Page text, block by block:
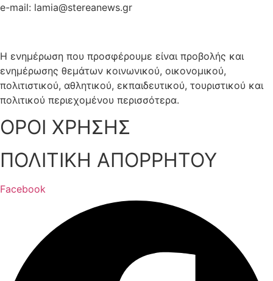
e-mail: lamia@stereanews.gr
Η ενημέρωση που προσφέρουμε είναι προβολής και
ενημέρωσης θεμάτων κοινωνικού, οικονομικού,
πολιτιστικού, αθλητικού, εκπαιδευτικού, τουριστικού και
πολιτικού περιεχομένου περισσότερα.
ΟΡΟΙ ΧΡΗΣΗΣ
ΠΟΛΙΤΙΚΗ ΑΠΟΡΡΗΤΟΥ
Facebook